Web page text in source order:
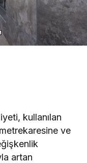
kullanılan
ve
artan